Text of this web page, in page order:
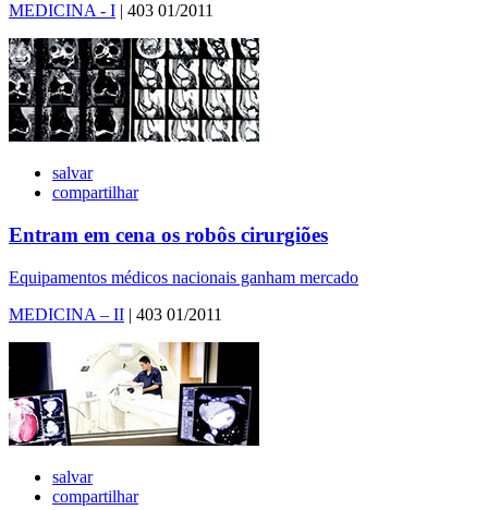
MEDICINA - I | 403 01/2011
salvar
compartilhar
Entram em cena os robôs cirurgiões
Equipamentos médicos nacionais ganham mercado
MEDICINA – II | 403 01/2011
salvar
compartilhar